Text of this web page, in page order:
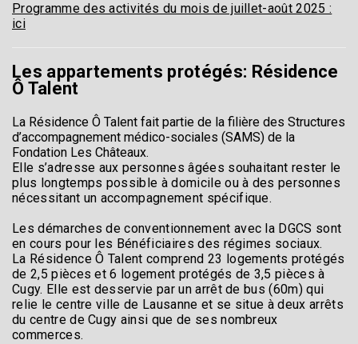
Programme des activités du mois de juillet-août 2025 :
ici
Les appartements protégés: Résidence
Ô Talent
La Résidence Ô Talent fait partie de la filière des Structures
d’accompagnement médico-sociales (SAMS) de la
Fondation Les Châteaux.
Elle s’adresse aux personnes âgées souhaitant rester le
plus longtemps possible à domicile ou à des personnes
nécessitant un accompagnement spécifique.
Les démarches de conventionnement avec la DGCS sont
en cours pour les Bénéficiaires des régimes sociaux.
La Résidence Ô Talent comprend 23 logements protégés
de 2,5 pièces et 6 logement protégés de 3,5 pièces à
Cugy. Elle est desservie par un arrêt de bus (60m) qui
relie le centre ville de Lausanne et se situe à deux arrêts
du centre de Cugy ainsi que de ses nombreux
commerces.